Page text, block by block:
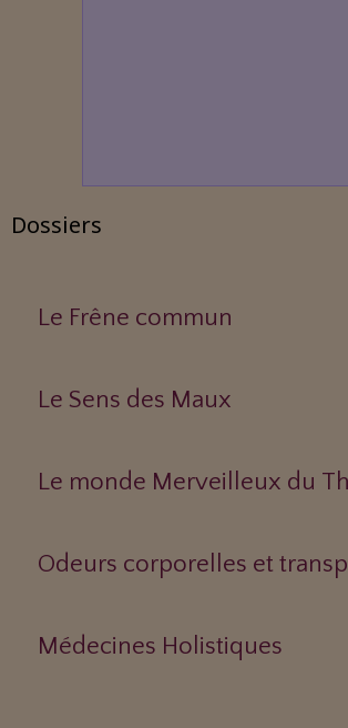
Dossiers
Le Frêne commun
Le Sens des Maux
Le monde Merveilleux du
Odeurs corporelles et
Médecines Holistiques